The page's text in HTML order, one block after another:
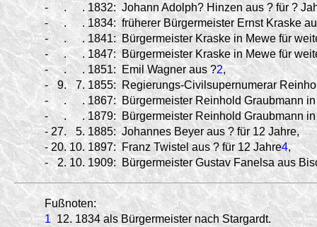
-
. . 1832: Johann Adolph? Hinzen aus ? für ?
-
. . 1834: früherer Bürgermeister Ernst Kraske
-
. . 1841: Bürgermeister Kraske in Mewe für
-
. . 1847: Bürgermeister Kraske in Mewe für
-
. . 1851: Emil Wagner aus ?2,
-
9. 7. 1855: Regierungs-Civilsupernumerar
-
. . 1867: Bürgermeister Reinhold Graubmann
-
. . 1879: Bürgermeister Reinhold Graubmann
- 27. 5. 1885: Johannes Beyer aus ? für 12 Jahre,
- 20. 10. 1897: Franz Twistel aus ? für 12 Jahre4,
-
2. 10. 1909: Bürgermeister Gustav Fanelsa aus
Fußnoten:
1 12. 1834 als Bürgermeister nach Stargardt.